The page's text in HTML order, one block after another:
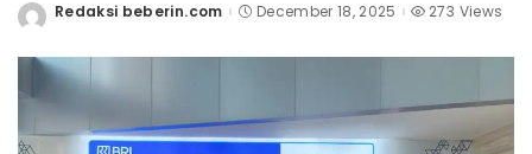
Posted
Redaksi beberin.com December 18, 2025 273 Views